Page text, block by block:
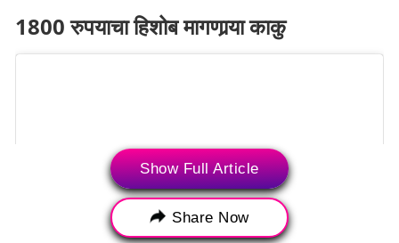
1800 रुपयाचा हिशोब मागणार्‍या काकु
Show Full Article
Share Now